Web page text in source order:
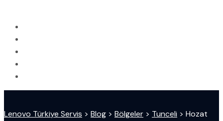
Lenovo Türkiye Servis > Blog > Bölgeler > Tunceli > Hozat